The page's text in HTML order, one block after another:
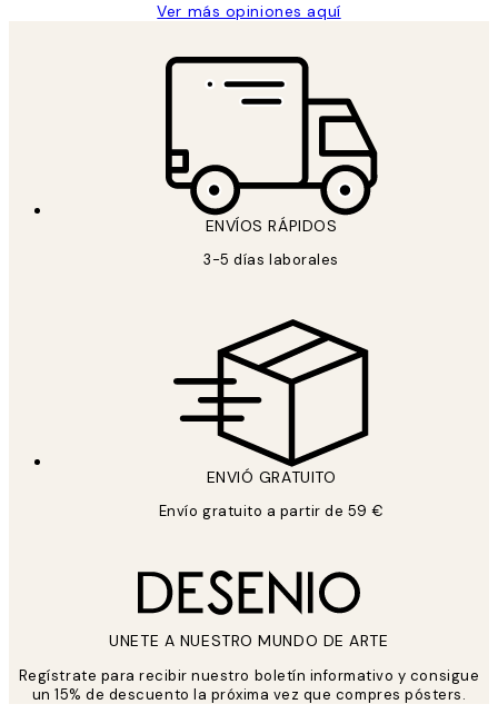
Ver más opiniones aquí
ENVÍOS RÁPIDOS
3-5 días laborales
ENVIÓ GRATUITO
Envío gratuito a partir de 59 €
UNETE A NUESTRO MUNDO DE ARTE
Regístrate para recibir nuestro boletín informativo y consigue
un 15% de descuento la próxima vez que compres pósters.